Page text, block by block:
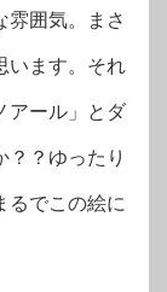
雰囲気。まさ
います。それ
アール」とダ
？？ゆったり
るでこの絵に